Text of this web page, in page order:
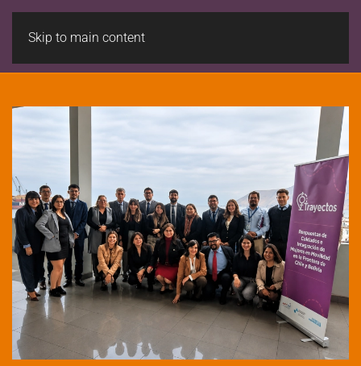
Skip to main content